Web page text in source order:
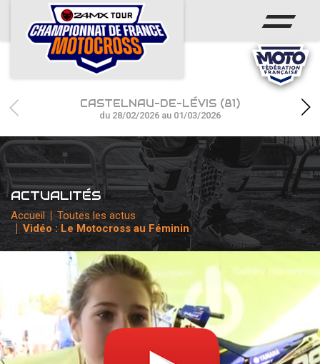
ACCUEIL
ACTUS
CALENDRIER
RÉSULTATS
PHOTOS / WEB TV
CHAMPIONNAT
PARTENAIRES
accéder à la billetterie
CASTELNAU-DE-LÉVIS (81)
du 28/02/2026 au 01/03/2026
ACTUALITÉS
Accueil
Toutes les actus
Vidéo : Le Motocross au Féminin